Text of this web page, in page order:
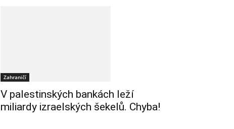
Zahraničí
V palestinských bankách leží
miliardy izraelských šekelů. Chyba!